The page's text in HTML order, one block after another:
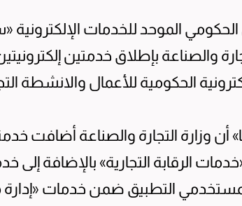
الحكومي الموحد للخدمات
والصناعة بإطلاق خدمتين
الحكومية للأعمال والانشطة
أن وزارة التجارة والصناعة أضافت
الرقابة التجارية» بالإضافة إلى
التطبيق ضمن خدمات